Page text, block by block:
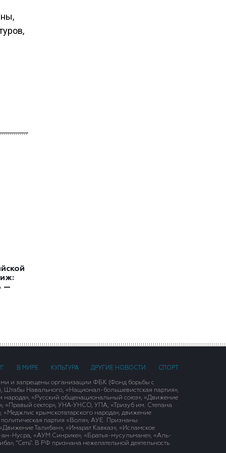
—
В МИРЕ КУЛЬТУРА ДРУГИЕ НОВОСТИ СПОРТ
и запрещены организации ФБК (Фонд борьбы с
Штабы Навального, «Национал-большевистская партия»,
народа», «Русский общенациональный союз», «Движение
«Правый сектор», УНА-УНСО, УПА, «Тризуб им. Степана
крымскотатарского народа», движение
политическая партия «Воля», АУЕ. Признаны
Талибан», «Имарат Кавказ», «Исламское
ан-Нусра, «АУМ Синрике», «Братья-мусульмане», «Аль-
"Сеть". В РФ признана нежелательной деятельность